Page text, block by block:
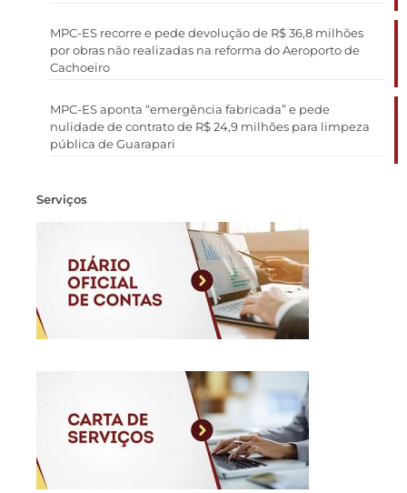
MPC-ES recorre e pede devolução de R$ 36,8 milhões
por obras não realizadas na reforma do Aeroporto de
Cachoeiro
MPC-ES aponta “emergência fabricada” e pede
nulidade de contrato de R$ 24,9 milhões para limpeza
pública de Guarapari
Serviços